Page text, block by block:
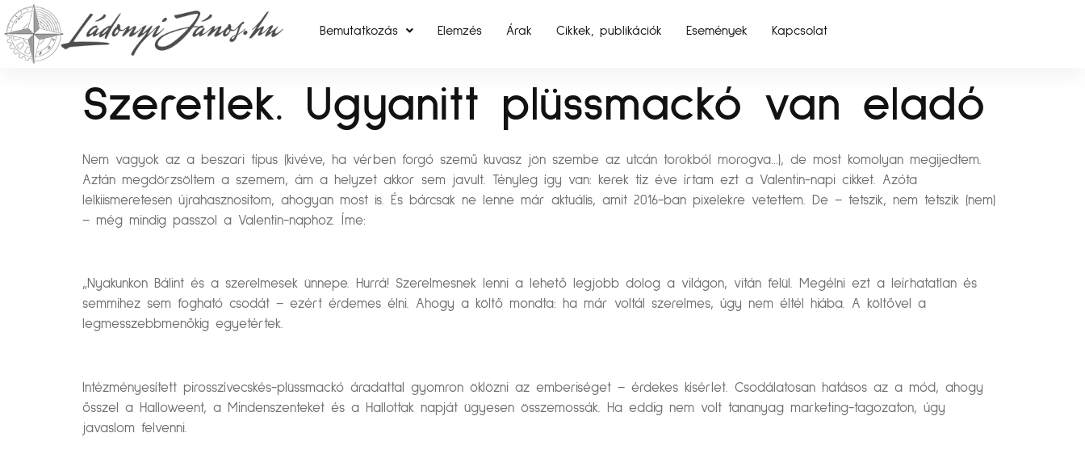
Bemutatkozás Elemzés Árak Cikkek, publikációk Események Kapcsolat
Szeretlek. Ugyanitt plüssmackó van eladó
Nem vagyok az a beszari típus (kivéve, ha vérben forgó szemű kuvasz jön szembe az utcán torokból morogva…), de most komolyan megijedtem.
Aztán megdörzsöltem a szemem, ám a helyzet akkor sem javult. Tényleg így van: kerek tíz éve írtam ezt a Valentin-napi cikket. Azóta
lelkiismeretesen újrahasznosítom, ahogyan most is. És bárcsak ne lenne már aktuális, amit 2016-ban pixelekre vetettem. De – tetszik, nem tetszik (nem)
– még mindig passzol a Valentin-naphoz. Íme:
„Nyakunkon Bálint és a szerelmesek ünnepe. Hurrá! Szerelmesnek lenni a lehető legjobb dolog a világon, vitán felül. Megélni ezt a leírhatatlan és
semmihez sem fogható csodát – ezért érdemes élni. Ahogy a költő mondta: ha már voltál szerelmes, úgy nem éltél hiába. A költővel a
legmesszebbmenőkig egyetértek.
Intézményesített pirosszívecskés-plüssmackó áradattal gyomron öklözni az emberiséget – érdekes kísérlet. Csodálatosan hatásos az a mód, ahogy
ősszel a Halloweent, a Mindenszenteket és a Hallottak napját ügyesen összemossák. Ha eddig nem volt tananyag marketing-tagozaton, úgy
javaslom felvenni.